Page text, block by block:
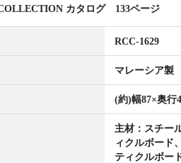
カタログ 133ページ
RCC-1629
マレーシア製
(約)幅87×奥行
主材：スチー
ィクルボード
ティクルボー